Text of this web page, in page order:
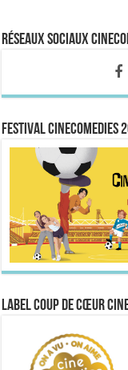
Réseaux sociaux
FESTIVAL CINECOMEDIES
Label Coup de Cœur